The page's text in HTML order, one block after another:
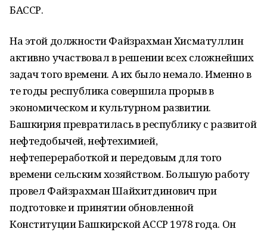
БАССР.
На этой должности Файзрахман Хисматуллин
активно участвовал в решении всех сложнейших
задач того времени. А их было немало. Именно в
те годы республика совершила прорыв в
экономическом и культурном развитии.
Башкирия превратилась в республику с развитой
нефтедобычей, нефтехимией,
нефтепереработкой и передовым для того
времени сельским хозяйством. Большую работу
провел Файзрахман Шайхитдинович при
подготовке и принятии обновленной
Конституции Башкирской АССР 1978 года. Он